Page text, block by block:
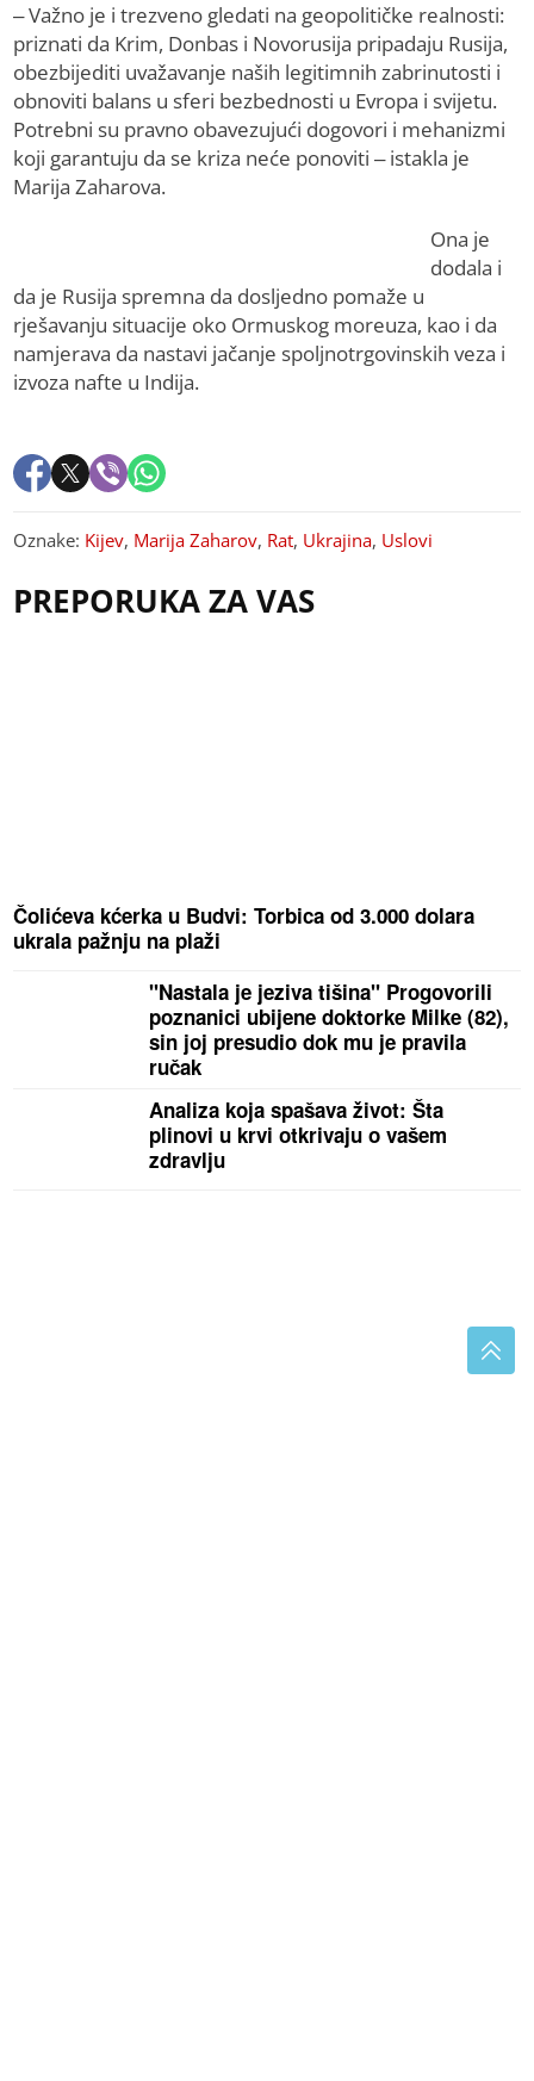
– Važno je i trezveno gledati na geopolitičke realnosti:
priznati da Krim, Donbas i Novorusija pripadaju Rusija,
obezbijediti uvažavanje naših legitimnih zabrinutosti i
obnoviti balans u sferi bezbednosti u Evropa i svijetu.
Potrebni su pravno obavezujući dogovori i mehanizmi
koji garantuju da se kriza neće ponoviti – istakla je
Marija Zaharova.
Ona je
dodala i
da je Rusija spremna da dosljedno pomaže u
rješavanju situacije oko Ormuskog moreuza, kao i da
namjerava da nastavi jačanje spoljnotrgovinskih veza i
izvoza nafte u Indija.
Oznake: Kijev, Marija Zaharov, Rat, Ukrajina, Uslovi
PREPORUKA ZA VAS
Čolićeva kćerka u Budvi: Torbica od 3.000 dolara
ukrala pažnju na plaži
"Nastala je jeziva tišina" Progovorili
poznanici ubijene doktorke Milke (82),
sin joj presudio dok mu je pravila
ručak
Analiza koja spašava život: Šta
plinovi u krvi otkrivaju o vašem
zdravlju